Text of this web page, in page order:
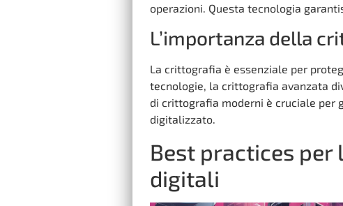
operazioni. Questa tecnologia
L’importanza della
La crittografia è essenziale per
tecnologie, la crittografia avanzata
di crittografia moderni è cruciale per
digitalizzato.
Best practices
digitali